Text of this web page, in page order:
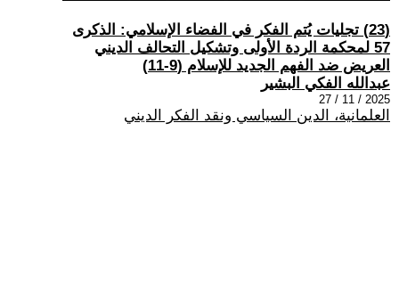
(23) تجليات يُتم الفكر في الفضاء الإسلامي: الذكرى
57 لمحكمة الردة الأولى وتشكيل التحالف الديني
العريض ضد الفهم الجديد للإسلام (9-11)
عبدالله الفكي البشير
2025 / 11 / 27
العلمانية، الدين السياسي ونقد الفكر الديني